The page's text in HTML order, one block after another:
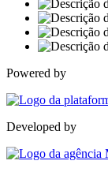
Powered by
Developed by